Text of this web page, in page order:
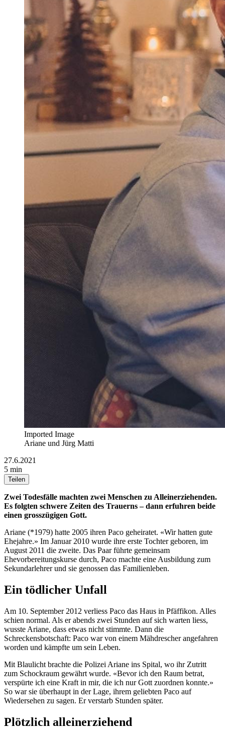
Imported Image
Ariane und Jürg Matti
27.6.2021
5 min
Teilen
Zwei Todesfälle machten zwei Menschen zu Alleinerziehenden.
Es folgten schwere Zeiten des Trauerns – dann erfuhren beide
einen grosszügigen Gott.
Ariane (*1979) hatte 2005 ihren Paco geheiratet. «Wir hatten gute
Ehejahre.» Im Januar 2010 wurde ihre erste Tochter geboren, im
August 2011 die zweite. Das Paar führte gemeinsam
Ehevorbereitungskurse durch, Paco machte eine Ausbildung zum
Sekundarlehrer und sie genossen das Familienleben.
Ein tödlicher Unfall
Am 10. September 2012 verliess Paco das Haus in Pfäffikon. Alles
schien normal. Als er abends zwei Stunden auf sich warten liess,
wusste Ariane, dass etwas nicht stimmte. Dann die
Schreckensbotschaft: Paco war von einem Mähdrescher angefahren
worden und kämpfte um sein Leben.
Mit Blaulicht brachte die Polizei Ariane ins Spital, wo ihr Zutritt
zum Schockraum gewährt wurde. «Bevor ich den Raum betrat,
verspürte ich eine Kraft in mir, die ich nur Gott zuordnen konnte.»
So war sie überhaupt in der Lage, ihrem geliebten Paco auf
Wiedersehen zu sagen. Er verstarb Stunden später.
Plötzlich alleinerziehend